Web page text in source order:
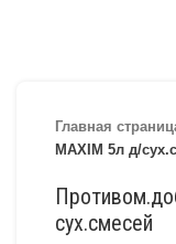
Главная
MAXIM 5л д/
сух.смесей